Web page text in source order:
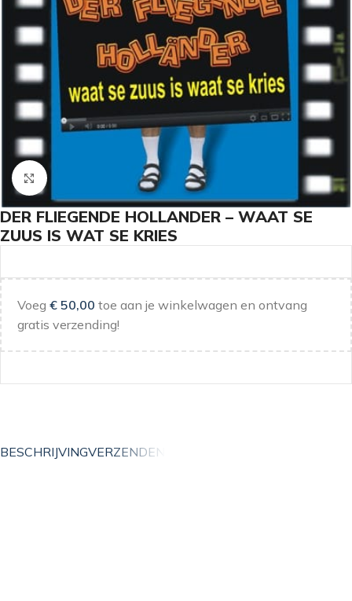
Klik om te vergroten
DER FLIEGENDE HOLLANDER – WAAT SE
ZUUS IS WAT SE KRIES
Voeg € 50,00 toe aan je winkelwagen en ontvang
gratis verzending!
BESCHRIJVINGVERZENDEN